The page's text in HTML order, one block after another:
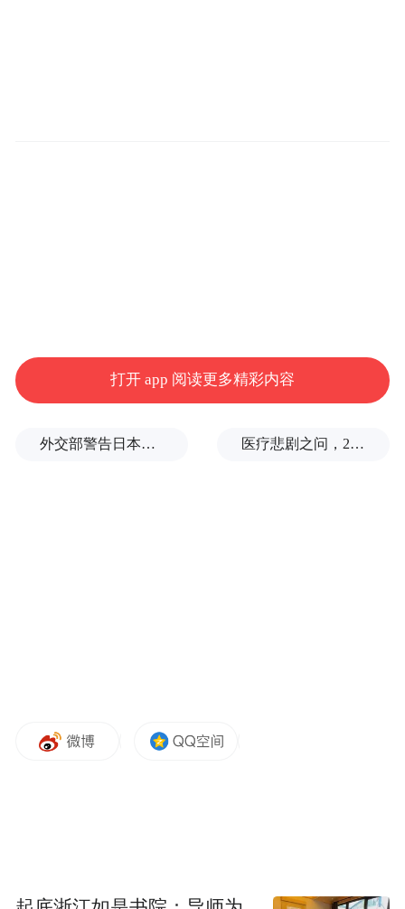
展厅内，近百幅龙门主题摄影、书画佳作次
第陈列；200张珍贵图片，串联起一代代文物
守护者的坚守足迹；70余件文创作品，将石
打开 app 阅读更多精彩内容
外交部警告日本：不要再次走向历史的被告席 医疗悲剧之问，2岁半患儿身亡，医生获刑1年